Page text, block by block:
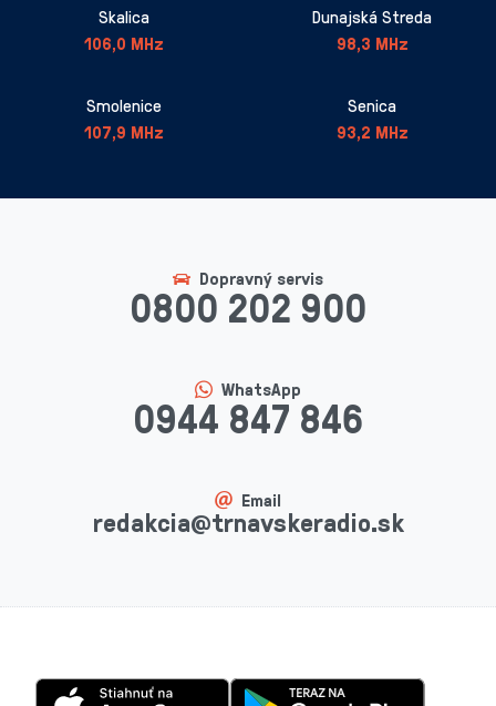
Skalica
106,0 MHz
Dunajská Streda
98,3 MHz
Smolenice
107,9 MHz
Senica
93,2 MHz
Dopravný servis
0800 202 900
WhatsApp
0944 847 846
Email
redakcia@trnavskeradio.sk